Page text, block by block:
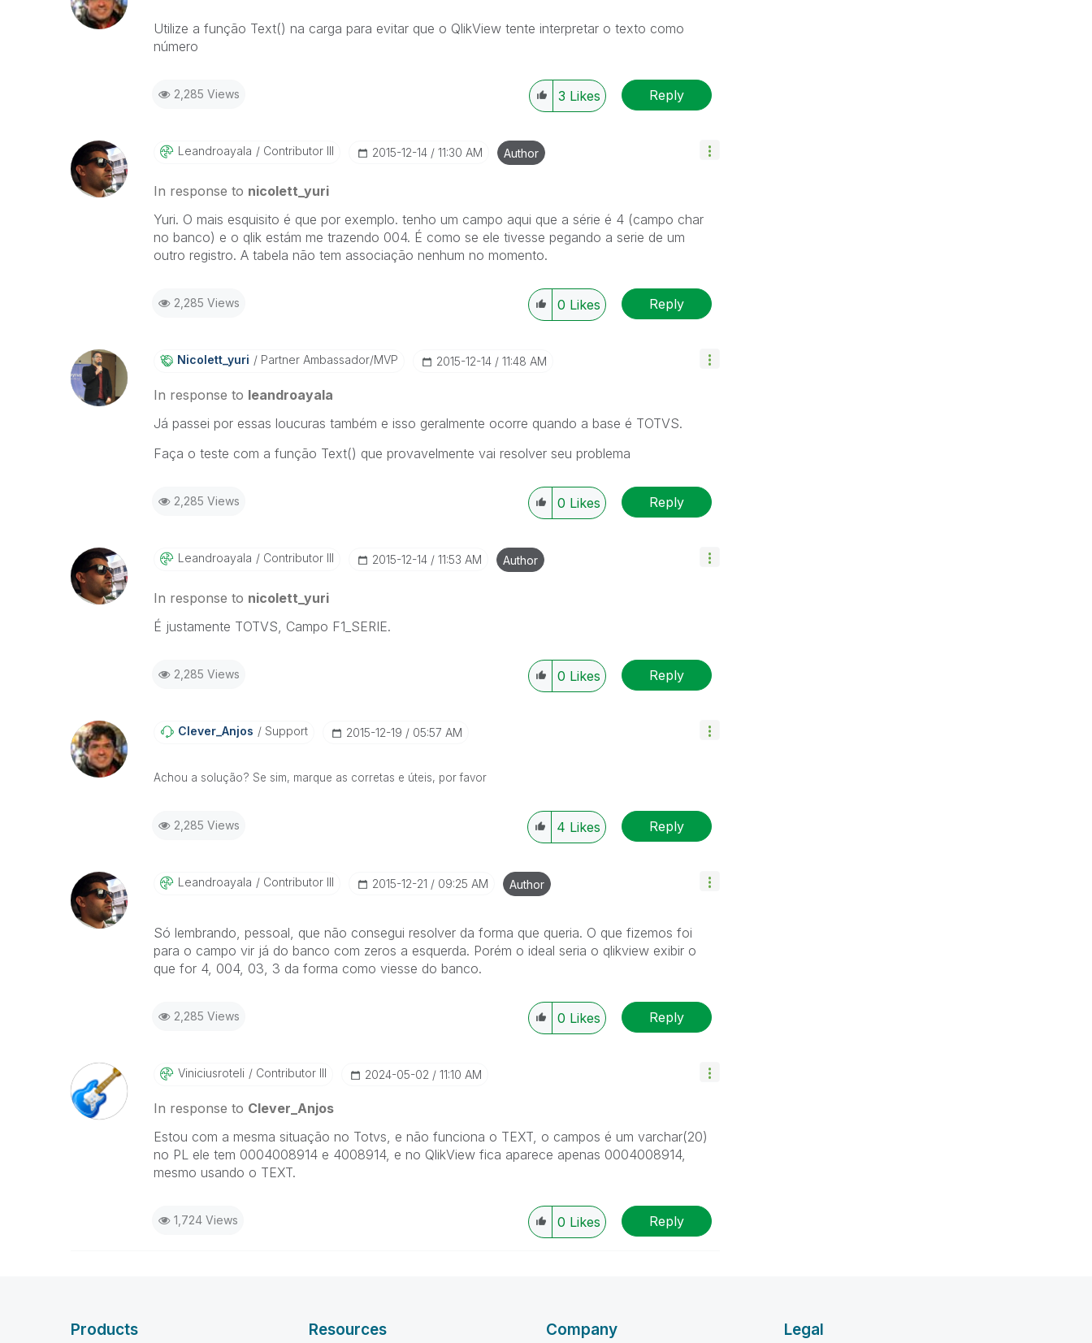
Utilize a função Text() na carga para evitar que o QlikView tente interpretar o texto como
número
2,285 Views 3 Likes Reply
Leandroayala Contributor III ‎2015-12-14 11:30 AM Author
In response to nicolett_yuri
Yuri. O mais esquisito é que por exemplo. tenho um campo aqui que a série é 4 (campo char
no banco) e o qlik estám me trazendo 004. É como se ele tivesse pegando a serie de um
outro registro. A tabela não tem associação nenhum no momento.
2,285 Views 0 Likes Reply
Nicolett_yuri Partner Ambassador/MVP ‎2015-12-14 11:48 AM
In response to leandroayala
Já passei por essas loucuras também e isso geralmente ocorre quando a base é TOTVS.
Faça o teste com a função Text() que provavelmente vai resolver seu problema
2,285 Views 0 Likes Reply
Leandroayala Contributor III ‎2015-12-14 11:53 AM Author
In response to nicolett_yuri
É justamente TOTVS, Campo F1_SERIE.
2,285 Views 0 Likes Reply
Clever_Anjos Support ‎2015-12-19 05:57 AM
Achou a solução? Se sim, marque as corretas e úteis, por favor
2,285 Views 4 Likes Reply
Leandroayala Contributor III ‎2015-12-21 09:25 AM Author
Só lembrando, pessoal, que não consegui resolver da forma que queria. O que fizemos foi
para o campo vir já do banco com zeros a esquerda. Porém o ideal seria o qlikview exibir o
que for 4, 004, 03, 3 da forma como viesse do banco.
2,285 Views 0 Likes Reply
Viniciusroteli Contributor III ‎2024-05-02 11:10 AM
In response to Clever_Anjos
Estou com a mesma situação no Totvs, e não funciona o TEXT, o campos é um varchar(20)
no PL ele tem 0004008914 e 4008914, e no QlikView fica aparece apenas 0004008914,
mesmo usando o TEXT.
1,724 Views 0 Likes Reply
Products Resources Company Legal